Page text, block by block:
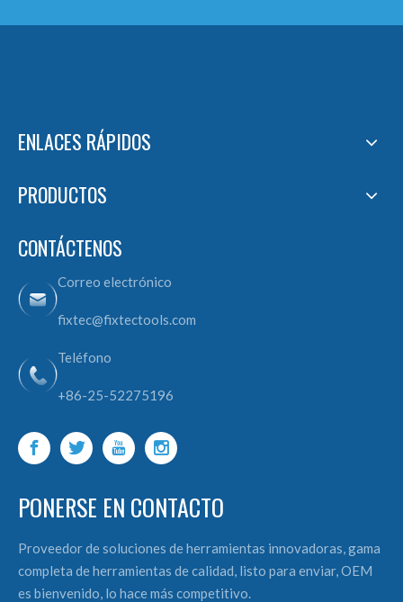
ENLACES RÁPIDOS
PRODUCTOS
CONTÁCTENOS
Correo electrónico
fixtec@fixtectools.com
Teléfono
+86-25-52275196
PONERSE EN CONTACTO
Proveedor de soluciones de herramientas innovadoras, gama
completa de herramientas de calidad, listo para enviar, OEM
es bienvenido, lo hace más competitivo.